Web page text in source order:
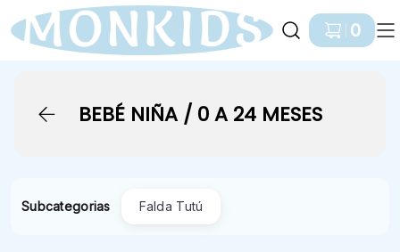
Ir a Inicio
0
BEBÉ NIÑA / 0 A 24 MESES
Subcategorias Falda Tutú